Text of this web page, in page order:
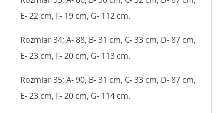
E- 22 cm, F- 19 cm, G- 112 cm.
Rozmiar 34; A- 88, B- 31 cm, C- 33 cm, D- 87 cm,
E- 23 cm, F- 20 cm, G- 113 cm.
Rozmiar 35; A- 90, B- 31 cm, C- 33 cm, D- 87 cm,
E- 23 cm, F- 20 cm, G- 114 cm.